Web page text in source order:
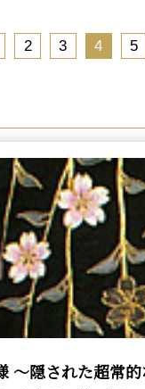
2 3 4 5
隠された超常的